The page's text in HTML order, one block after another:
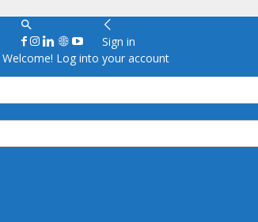
Sign in
Welcome! Log into your account